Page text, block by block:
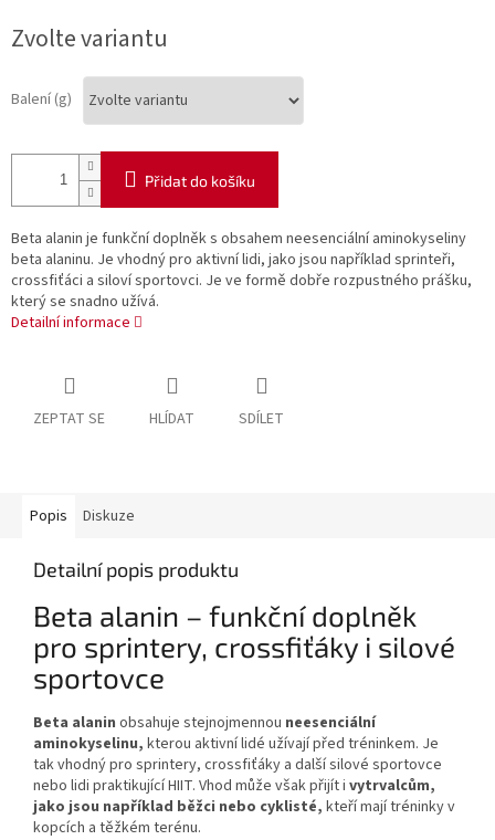
cena:
Zvolte variantu
Balení (g)
Přidat do košíku
Beta alanin je funkční doplněk s obsahem neesenciální aminokyseliny
beta alaninu. Je vhodný pro aktivní lidi, jako jsou například sprinteři,
crossfiťáci a siloví sportovci. Je ve formě dobře rozpustného prášku,
který se snadno užívá.
Detailní informace
ZEPTAT SE HLÍDAT SDÍLET
Popis Diskuze
Detailní popis produktu
Beta alanin – funkční doplněk
pro sprintery, crossfiťáky i silové
sportovce
Beta alanin obsahuje stejnojmennou neesenciální
aminokyselinu, kterou aktivní lidé užívají před tréninkem. Je
tak vhodný pro sprintery, crossfiťáky a další silové sportovce
nebo lidi praktikující HIIT. Vhod může však přijít i vytrvalcům,
jako jsou například běžci nebo cyklisté, kteří mají tréninky v
kopcích a těžkém terénu.